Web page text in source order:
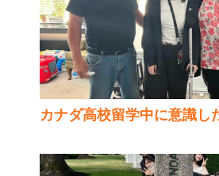
カナダ高校留学中に意識し